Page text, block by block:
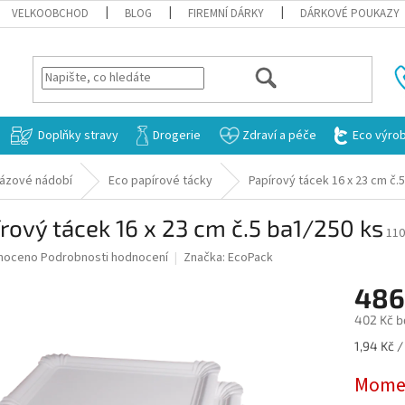
VELKOOBCHOD BLOG FIREMNÍ DÁRKY DÁRKOVÉ POUKAZY
HLEDAT
Doplňky stravy Drogerie Zdraví a péče Eco
nádobí Eco papírové tácky Papírový tácek 16 x 23 cm
tácek 16 x 23 cm č.5 ba1/250 ks
Podrobnosti hodnocení Značka: EcoPack
402 Kč
Měrná
1,94 Kč /